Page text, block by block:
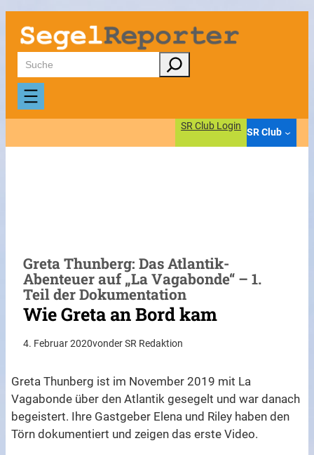
Zum
Inhalt
springen
Suchen
SR Club Login
SR Club
Greta Thunberg: Das Atlantik-
Abenteuer auf „La Vagabonde“ – 1.
Teil der Dokumentation
Wie Greta an Bord kam
4. Februar 2020vonder SR Redaktion
Greta Thunberg ist im November 2019 mit La
Vagabonde über den Atlantik gesegelt und war danach
begeistert. Ihre Gastgeber Elena und Riley haben den
Törn dokumentiert und zeigen das erste Video.